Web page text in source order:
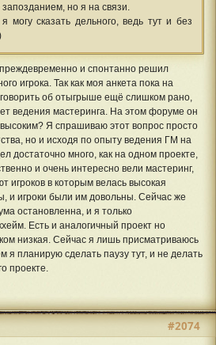
но я на связи.
могу сказать дельного, ведь тут и без
и спонтанно решил
игрока. Так как моя анкета пока на
об отыгрыше ещё слишком рано,
ведения мастеринга. На этом форуме он
Я спрашиваю этот вопрос просто
но и исходя по опыту ведения ГМ на
достаточно много, как на одном проекте,
и очень интересно вели мастеринг,
игроков в которым велась высокая
и игроки были им довольны. Сейчас же
остановленна, и я только
Есть и аналогичный проект но
низкая. Сейчас я лишь присматриваюсь
я планирую сделать паузу тут, и не делать
проекте.
#2074